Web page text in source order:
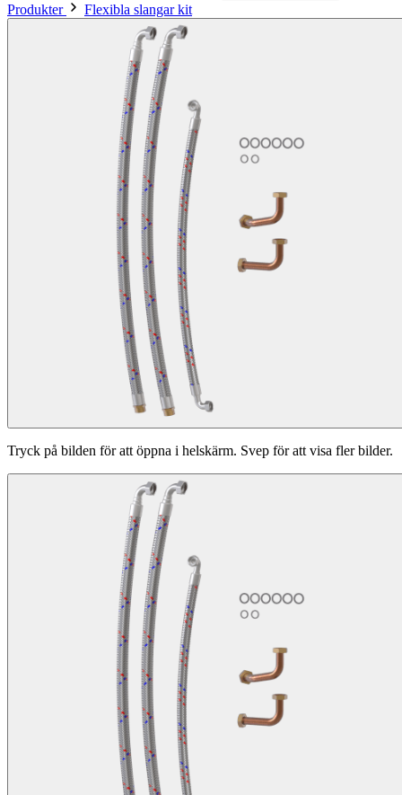
Produkter Flexibla slangar kit
Tryck på bilden för att öppna i helskärm. Svep för att visa fler bilder.